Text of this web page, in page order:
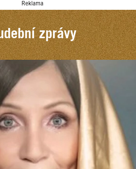
Reklama
zprávy